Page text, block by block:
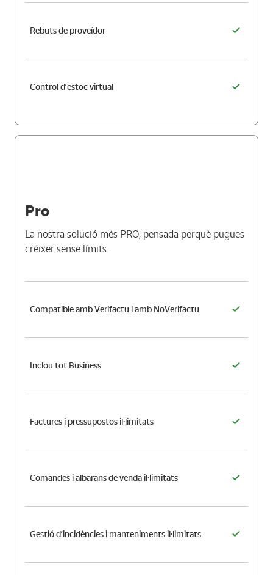
Rebuts de proveïdor
Control d’estoc virtual
Pro
La nostra solució més PRO, pensada perquè pugues
créixer sense límits.
Compatible amb Verifactu i amb NoVerifactu
Inclou tot Business
Factures i pressupostos il·limitats
Comandes i albarans de venda il·limitats
Gestió d’incidències i manteniments il·limitats